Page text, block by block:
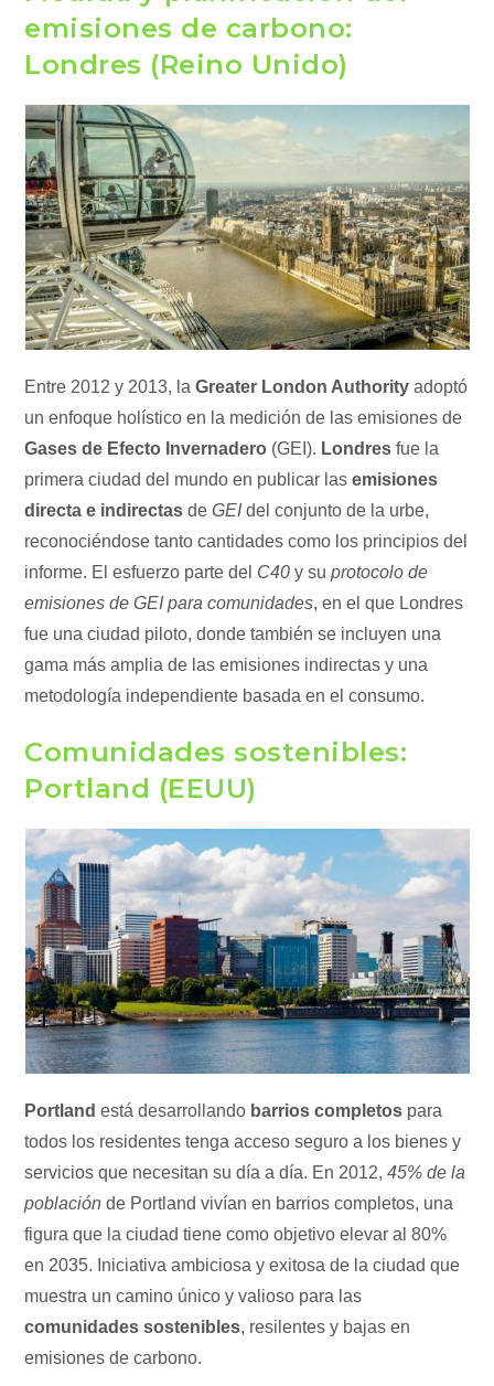
emisiones de carbono:
Londres (Reino Unido)
Entre 2012 y 2013, laGreater London Authority adoptó
un enfoque holístico en la medición de las emisiones de
Gases de Efecto Invernadero (GEI). Londres fue la
primera ciudad del mundo en publicar lasemisiones
directa e indirectas deGEIdel conjunto de la urbe,
reconociéndose tanto cantidades como los principios del
informe. El esfuerzo parte del C40 y su protocolo de
emisiones de GEI para comunidades, en el que Londres
fue una ciudad piloto, donde también se incluyen una
gama más amplia de las emisiones indirectas y una
metodología independiente basada en el consumo.
Comunidades sostenibles:
Portland (EEUU)
Portland está desarrollando barrios completos para
todos los residentes tenga acceso seguro a los bienes y
servicios que necesitan su día a día. En 2012,45% de la
población de Portland vivían en barrios completos, una
figura que la ciudad tiene como objetivo elevar al 80%
en 2035. Iniciativa ambiciosa y exitosa de la ciudad que
muestra un camino único y valioso para las
comunidades sostenibles, resilentes y bajas en
emisiones de carbono.